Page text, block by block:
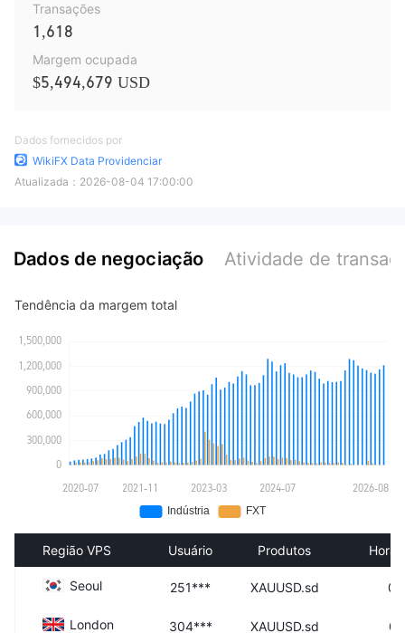
Transações
1,618
Margem ocupada
$5,494,679 USD
Dados fornecidos por
WikiFX Data Providenciar
Atualizada： 2026-08-04 17:00:00
Dados de negociação Atividade de
Tendência da margem total
Região VPS Usuário Produtos
Seoul 251*** XAUUSD.sd
London 304*** XAUUSD.sd